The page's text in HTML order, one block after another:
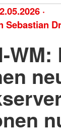
·
Sebastian
WM: